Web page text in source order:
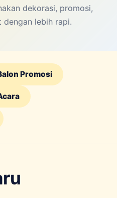
dekorasi, promosi,
dengan lebih rapi.
Promosi